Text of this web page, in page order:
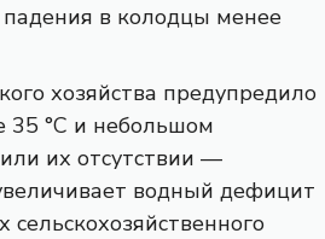
падения в колодцы менее
хозяйства предупредило
°C и небольшом
их отсутствии —
водный дефицит